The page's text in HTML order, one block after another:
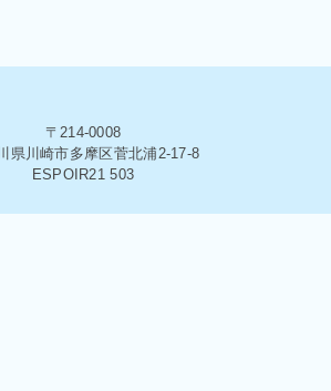
〒214-0008
県川崎市多摩区菅北浦2-17-8
ESPOIR21 503